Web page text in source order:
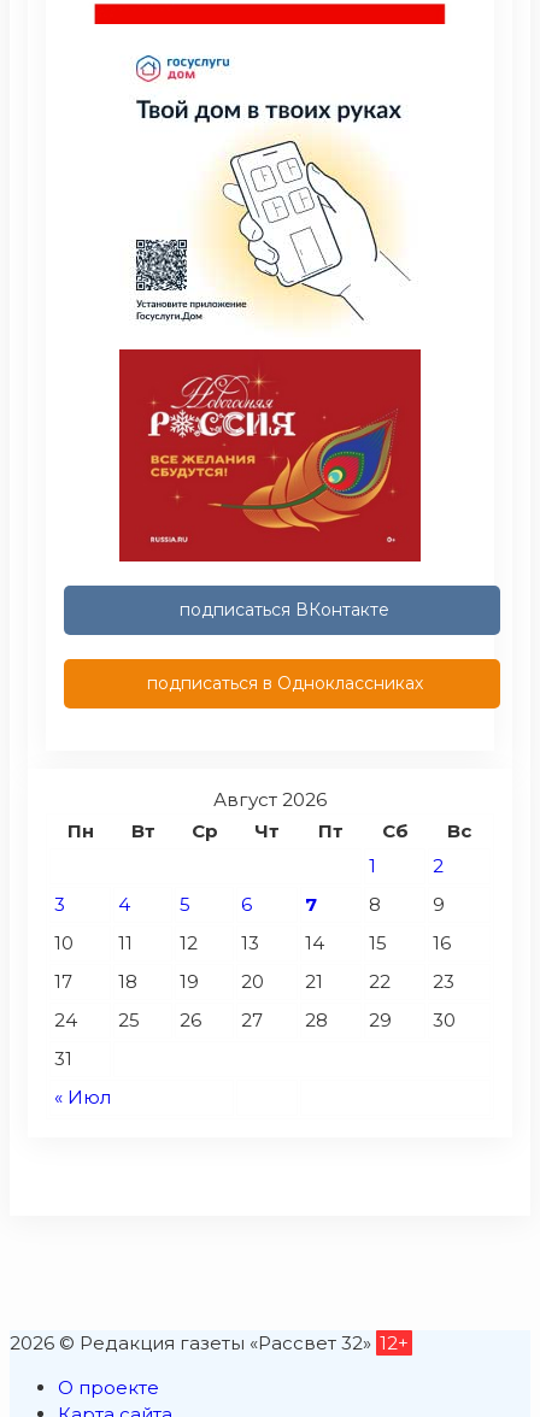
подписаться ВКонтакте
подписаться в Одноклассниках
Август 2026
Пн
Вт Ср Чт Пт Сб Вс
« Июл
1
2
3
4 5 6 7 8
9
10
11 12 13 14 15
16
17
18 19 20 21 22
23
24
25 26 27 28 29
30
31
2026 © Редакция газеты «Рассвет 32» 12+
О проекте